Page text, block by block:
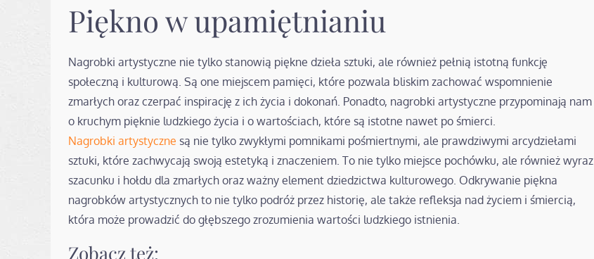
Piękno w upamiętnianiu
Nagrobki artystyczne nie tylko stanowią piękne dzieła sztuki, ale również pełnią istotną funkcję
społeczną i kulturową. Są one miejscem pamięci, które pozwala bliskim zachować wspomnienie
zmarłych oraz czerpać inspirację z ich życia i dokonań. Ponadto, nagrobki artystyczne przypominają nam
o kruchym pięknie ludzkiego życia i o wartościach, które są istotne nawet po śmierci.
Nagrobki artystyczne są nie tylko zwykłymi pomnikami pośmiertnymi, ale prawdziwymi arcydziełami
sztuki, które zachwycają swoją estetyką i znaczeniem. To nie tylko miejsce pochówku, ale również wyraz
szacunku i hołdu dla zmarłych oraz ważny element dziedzictwa kulturowego. Odkrywanie piękna
nagrobków artystycznych to nie tylko podróż przez historię, ale także refleksja nad życiem i śmiercią,
która może prowadzić do głębszego zrozumienia wartości ludzkiego istnienia.
Zobacz też: